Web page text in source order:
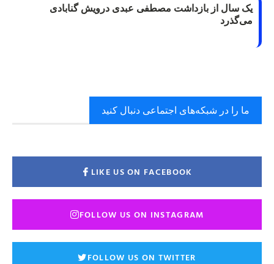
یک سال از بازداشت مصطفی عبدی درویش گنابادی
می‌گذرد
ما را در شبکه‌های اجتماعی دنبال کنید
LIKE US ON FACEBOOK
FOLLOW US ON INSTAGRAM
FOLLOW US ON TWITTER